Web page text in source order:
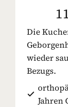
Die
wieder
Bezugs.
Jahren